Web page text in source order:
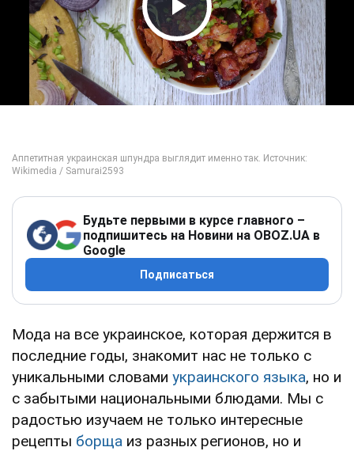
Play Video
Будьте первыми в курсе главного –
подпишитесь на Новини на OBOZ.UA в
Google
Подписаться
Мода на все украинское, которая держится в
последние годы, знакомит нас не только с
уникальными словами украинского языка, но и
с забытыми национальными блюдами. Мы с
радостью изучаем не только интересные
рецепты борща из разных регионов, но и